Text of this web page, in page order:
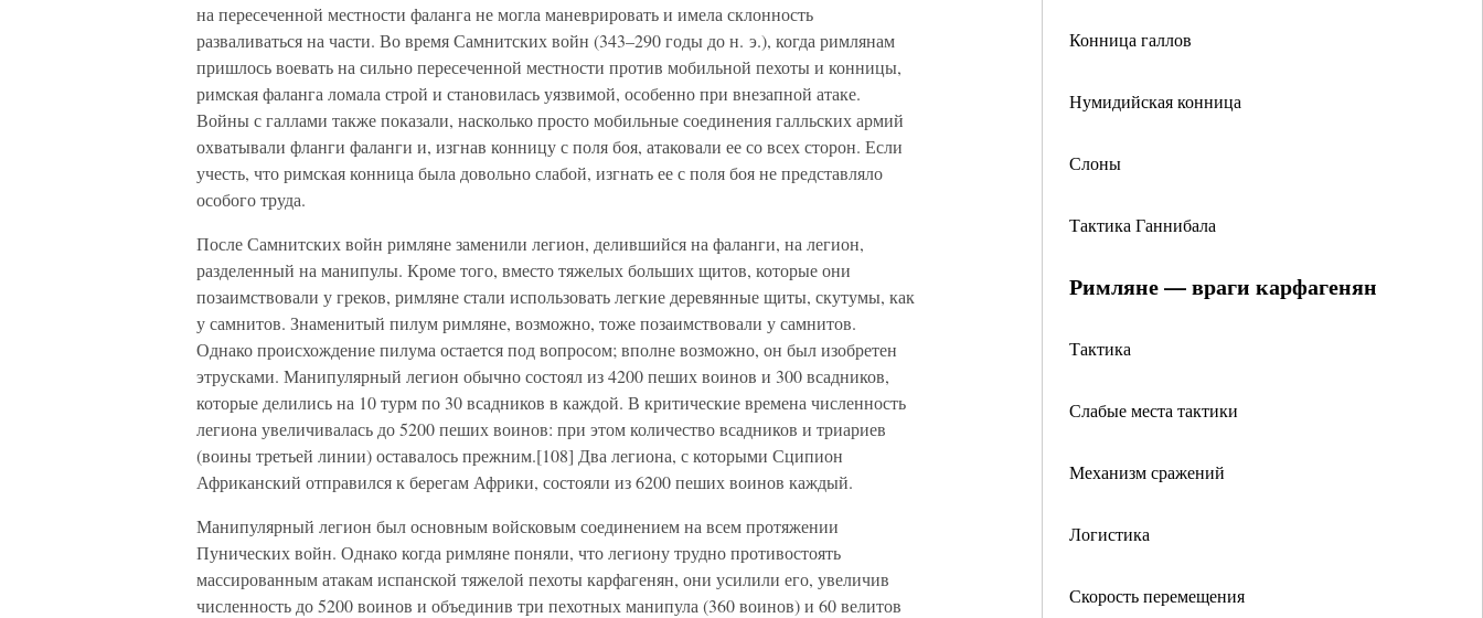
Конница галлов
Нумидийская конница
Слоны
Тактика Ганнибала
Римляне — враги карфагенян
Тактика
Слабые места тактики
Механизм сражений
Логистика
Скорость перемещения
на пересеченной местности фаланга не могла маневрировать и имела склонность
разваливаться на части. Во время Самнитских войн (343–290 годы до н. э.), когда римлянам
пришлось воевать на сильно пересеченной местности против мобильной пехоты и конницы,
римская фаланга ломала строй и становилась уязвимой, особенно при внезапной атаке.
Войны с галлами также показали, насколько просто мобильные соединения галльских армий
охватывали фланги фаланги и, изгнав конницу с поля боя, атаковали ее со всех сторон. Если
учесть, что римская конница была довольно слабой, изгнать ее с поля боя не представляло
особого труда.
После Самнитских войн римляне заменили легион, делившийся на фаланги, на легион,
разделенный на манипулы. Кроме того, вместо тяжелых больших щитов, которые они
позаимствовали у греков, римляне стали использовать легкие деревянные щиты, скутумы, как
у самнитов. Знаменитый пилум римляне, возможно, тоже позаимствовали у самнитов.
Однако происхождение пилума остается под вопросом; вполне возможно, он был изобретен
этрусками. Манипулярный легион обычно состоял из 4200 пеших воинов и 300 всадников,
которые делились на 10 турм по 30 всадников в каждой. В критические времена численность
легиона увеличивалась до 5200 пеших воинов: при этом количество всадников и триариев
(воины третьей линии) оставалось прежним.[108] Два легиона, с которыми Сципион
Африканский отправился к берегам Африки, состояли из 6200 пеших воинов каждый.
Манипулярный легион был основным войсковым соединением на всем протяжении
Пунических войн. Однако когда римляне поняли, что легиону трудно противостоять
массированным атакам испанской тяжелой пехоты карфагенян, они усилили его, увеличив
численность до 5200 воинов и объединив три пехотных манипула (360 воинов) и 60 велитов